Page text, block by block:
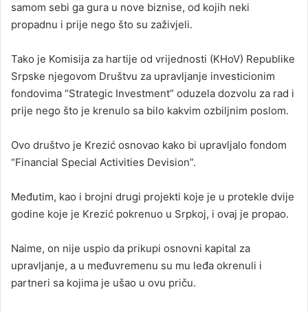
samom sebi ga gura u nove biznise, od kojih neki
propadnu i prije nego što su zaživjeli.
Tako je Komisija za hartije od vrijednosti (KHoV) Republike
Srpske njegovom Društvu za upravljanje investicionim
fondovima “Strategic Investment” oduzela dozvolu za rad i
prije nego što je krenulo sa bilo kakvim ozbiljnim poslom.
Ovo društvo je Krezić osnovao kako bi upravljalo fondom
“Financial Special Activities Devision”.
Međutim, kao i brojni drugi projekti koje je u protekle dvije
godine koje je Krezić pokrenuo u Srpkoj, i ovaj je propao.
Naime, on nije uspio da prikupi osnovni kapital za
upravljanje, a u međuvremenu su mu leđa okrenuli i
partneri sa kojima je ušao u ovu priču.